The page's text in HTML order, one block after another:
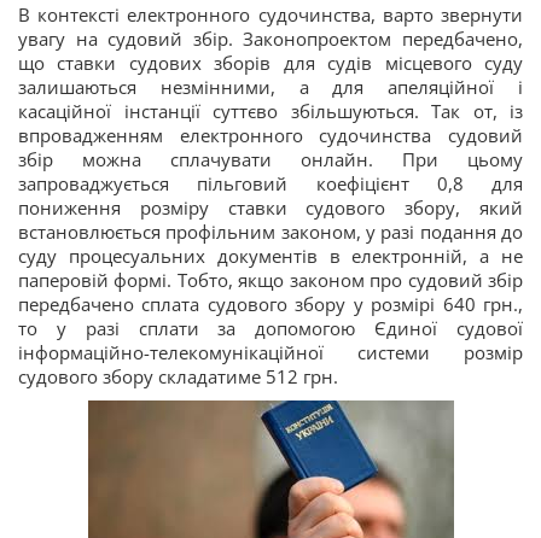
В контексті електронного судочинства, варто звернути
увагу на судовий збір. Законопроектом передбачено,
що ставки судових зборів для судів місцевого суду
залишаються незмінними, а для апеляційної і
касаційної інстанції суттєво збільшуються. Так от, із
впровадженням електронного судочинства судовий
збір можна сплачувати онлайн. При цьому
запроваджується пільговий коефіцієнт 0,8 для
пониження розміру ставки судового збору, який
встановлюється профільним законом, у разі подання до
суду процесуальних документів в електронній, а не
паперовій формі. Тобто, якщо законом про судовий збір
передбачено сплата судового збору у розмірі 640 грн.,
то у разі сплати за допомогою Єдиної судової
інформаційно-телекомунікаційної системи розмір
судового збору складатиме 512 грн.